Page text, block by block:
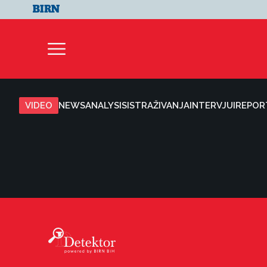
VIDEO NEWSANALYSISISTRAŽIVANJAINTERVJUI